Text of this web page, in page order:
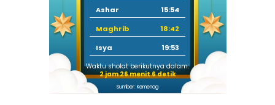
Ashar
15:54
Maghrib
18:42
Isya
19:53
Waktu sholat berikutnya dalam:
2 jam 26 menit 6 detik
Sumber: Kemenag